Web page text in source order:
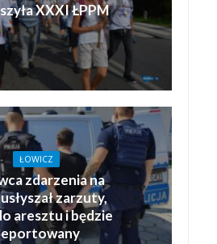
XXXI ŁPPM
ŁOWICZ
zdarzenia na
zarzuty,
aresztu i będzie